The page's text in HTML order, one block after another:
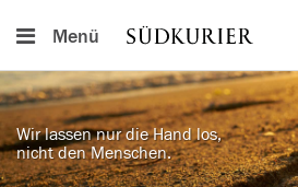
Menü
Wir lassen nur die Hand los,
nicht den Menschen.